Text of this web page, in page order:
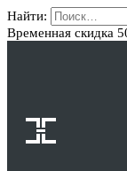
Найти:
Временная скидка